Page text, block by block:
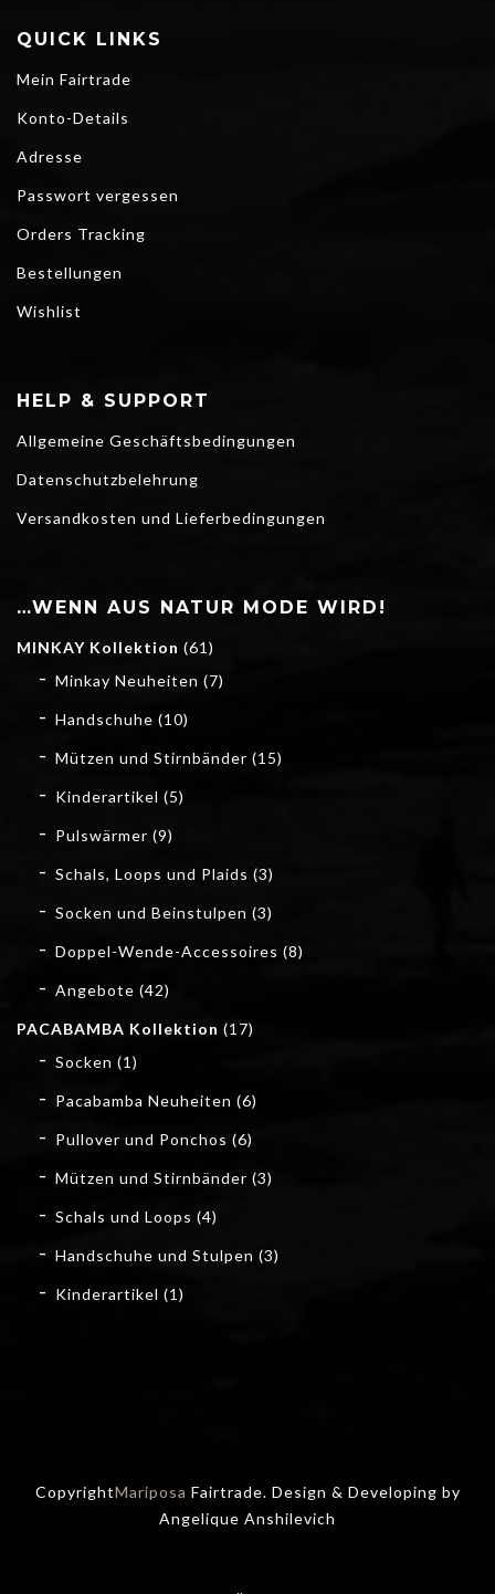
QUICK LINKS
Mein Fairtrade
Konto-Details
Adresse
Passwort vergessen
Orders Tracking
Bestellungen
Wishlist
HELP & SUPPORT
Allgemeine Geschäftsbedingungen
Datenschutzbelehrung
Versandkosten und Lieferbedingungen
…WENN AUS NATUR MODE WIRD!
MINKAY Kollektion (61)
Minkay Neuheiten (7)
Handschuhe (10)
Mützen und Stirnbänder (15)
Kinderartikel (5)
Pulswärmer (9)
Schals, Loops und Plaids (3)
Socken und Beinstulpen (3)
Doppel-Wende-Accessoires (8)
Angebote (42)
PACABAMBA Kollektion (17)
Socken (1)
Pacabamba Neuheiten (6)
Pullover und Ponchos (6)
Mützen und Stirnbänder (3)
Schals und Loops (4)
Handschuhe und Stulpen (3)
Kinderartikel (1)
CopyrightMariposa Fairtrade. Design & Developing by
Angelique Anshilevich